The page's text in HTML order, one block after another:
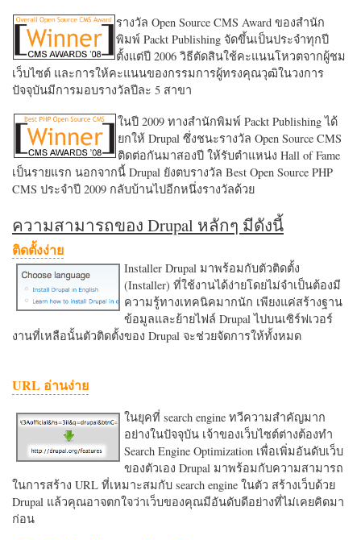
รางวัล Open Source CMS Award ของสำนัก
พิมพ์ Packt Publishing จัดขึ้นเป็นประจำทุกปี
ตั้งแต่ปี 2006 วิธีตัดสินใช้คะแนนโหวตจากผู้ชม
เว็บไซต์ และการให้คะแนนของกรรมการผู้ทรงคุณวุฒิในวงการ
ปัจจุบันมีการมอบรางวัลปีละ 5 สาขา
ในปี 2009 ทางสำนักพิมพ์ Packt Publishing ได้
ยกให้ Drupal ซึ่งชนะรางวัล Open Source CMS
ติดต่อกันมาสองปี ให้รับตำแหน่ง Hall of Fame
เป็นรายแรก นอกจากนี้ Drupal ยังตบรางวัล Best Open Source PHP
CMS ประจำปี 2009 กลับบ้านไปอีกหนึ่งรางวัลด้วย
ความสามารถของ Drupal หลักๆ มีดังนี้
ติดตั้งง่าย
Installer Drupal มาพร้อมกับตัวติดตั้ง
(Installer) ที่ใช้งานได้ง่ายโดยไม่จำเป็นต้องมี
ความรู้ทางเทคนิคมากนัก เพียงแค่สร้างฐาน
ข้อมูลและย้ายไฟล์ Drupal ไปบนเซิร์ฟเวอร์
งานที่เหลือนั้นตัวติดตั้งของ Drupal จะช่วยจัดการให้ทั้งหมด
URL อ่านง่าย
ในยุคที่ search engine ทวีความสำคัญมาก
อย่างในปัจจุบัน เจ้าของเว็บไซต์ต่างต้องทำ
Search Engine Optimization เพื่อเพิ่มอันดับเว็บ
ของตัวเอง Drupal มาพร้อมกับความสามารถ
ในการสร้าง URL ที่เหมาะสมกับ search engine ในตัว สร้างเว็บด้วย
Drupal แล้วคุณอาจตกใจว่าเว็บของคุณมีอันดับดีอย่างที่ไม่เคยคิดมา
ก่อน